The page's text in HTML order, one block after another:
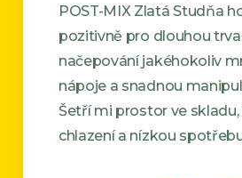
POST-MIX Zlatá Studňa
pozitivně pro dlouhou
načepování jakéhokoliv
nápoje a snadnou
Šetří mi prostor ve skladu,
chlazení a nízkou